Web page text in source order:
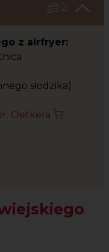
2
z airfryer:
słodzika)
Oetkera